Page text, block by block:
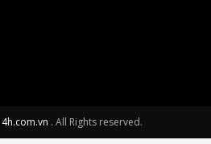
4h.com.vn . All Rights reserved.